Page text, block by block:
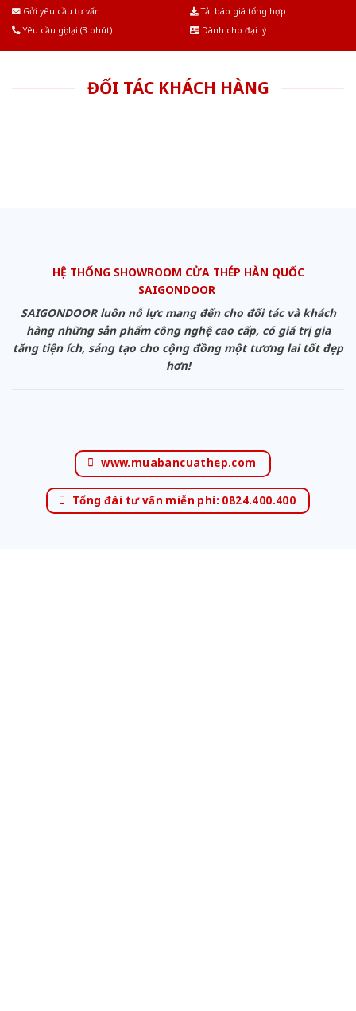
Gửi yêu cầu tư vấn
Tải báo giá tổng hợp
Yêu cầu gọi lại (3 phút)
Dành cho đại lý
ĐỐI TÁC KHÁCH HÀNG
HỆ THỐNG SHOWROOM CỬA THÉP HÀN QUỐC
SAIGONDOOR
SAIGONDOOR luôn nỗ lực mang đến cho đối tác và khách
hàng những sản phẩm công nghệ cao cấp, có giá trị gia
tăng tiện ích, sáng tạo cho cộng đồng một tương lai tốt đẹp
hơn!
www.muabancuathep.com
Tổng đài tư vấn miễn phí: 0824.400.400